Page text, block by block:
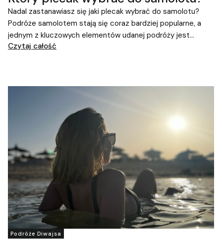
Nadal zastanawiasz się jaki plecak wybrać do samolotu?
Podróże samolotem stają się coraz bardziej popularne, a
jednym z kluczowych elementów udanej podróży jest
odpowiedni bagaż. Wybór idealnego plecaka do samolotu
Czytaj całość
Podróże Diwajsa